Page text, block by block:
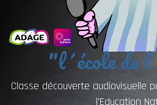
"l´école de
Classe découverte audiovisuelle
l'Education